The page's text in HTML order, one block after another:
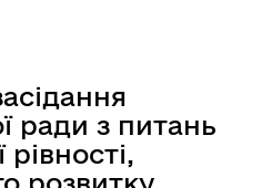
ради з питань
рівності,